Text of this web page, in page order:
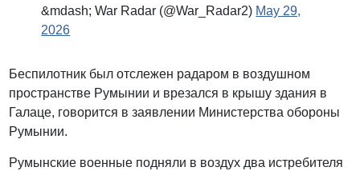
&mdash; War Radar (@War_Radar2) May 29,
2026
Беспилотник был отслежен радаром в воздушном
пространстве Румынии и врезался в крышу здания в
Галаце, говорится в заявлении Министерства обороны
Румынии.
Румынские военные подняли в воздух два истребителя